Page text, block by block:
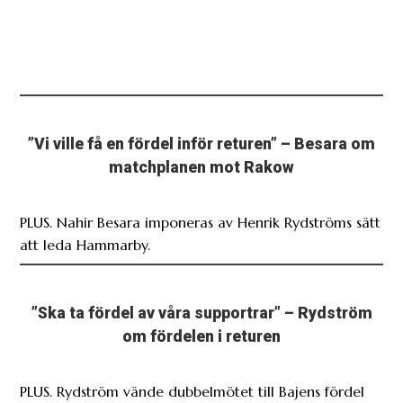
”Vi ville få en fördel inför returen” – Besara om
matchplanen mot Rakow
PLUS. Nahir Besara imponeras av Henrik Rydströms sätt
att leda Hammarby.
”Ska ta fördel av våra supportrar” – Rydström
om fördelen i returen
PLUS. Rydström vände dubbelmötet till Bajens fördel